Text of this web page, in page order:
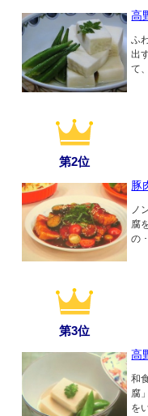
高
ふ
出
て
第2位
豚
ノ
腐
の
第3位
高
和
腐
を